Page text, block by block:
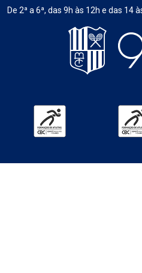
De 2ª a 6ª, das 9h às 12h e das 14